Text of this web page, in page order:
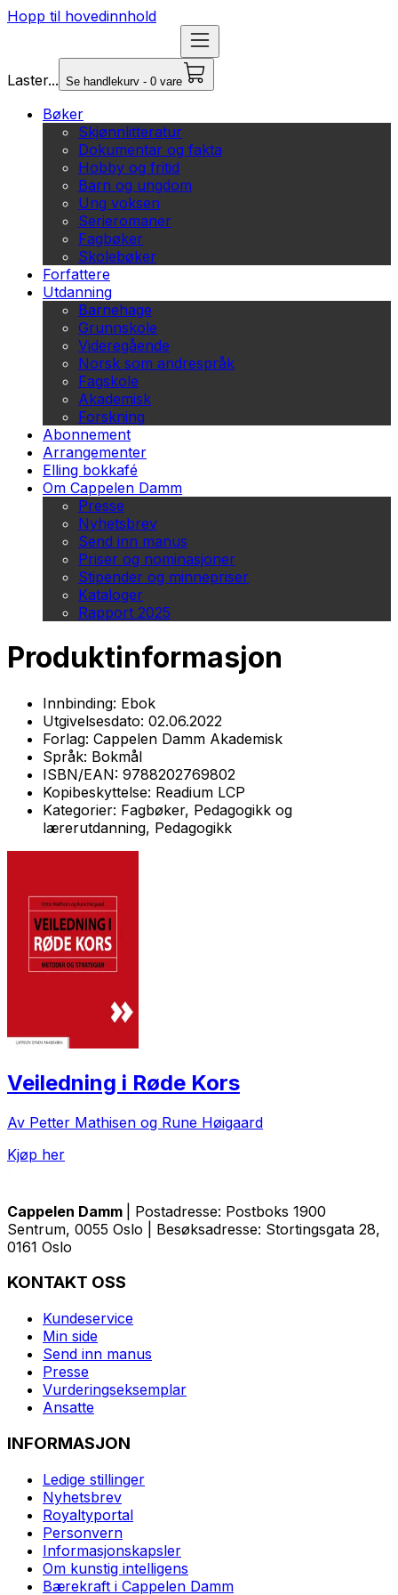
Hopp til hovedinnhold
Laster... Se handlekurv - 0 vare
Bøker
Skjønnlitteratur
Dokumentar og fakta
Hobby og fritid
Barn og ungdom
Ung voksen
Serieromaner
Fagbøker
Skolebøker
Forfattere
Utdanning
Barnehage
Grunnskole
Videregående
Norsk som andrespråk
Fagskole
Akademisk
Forskning
Abonnement
Arrangementer
Elling bokkafé
Om Cappelen Damm
Presse
Nyhetsbrev
Send inn manus
Priser og nominasjoner
Stipender og minnepriser
Kataloger
Rapport 2025
Produktinformasjon
Innbinding: Ebok
Utgivelsesdato: 02.06.2022
Forlag: Cappelen Damm Akademisk
Språk: Bokmål
ISBN/EAN: 9788202769802
Kopibeskyttelse: Readium LCP
Kategorier: Fagbøker, Pedagogikk og
lærerutdanning, Pedagogikk
Veiledning i Røde Kors
Av Petter Mathisen og Rune Høigaard
Kjøp her
Cappelen Damm
| Postadresse: Postboks 1900
Sentrum, 0055 Oslo | Besøksadresse: Stortingsgata 28,
0161 Oslo
KONTAKT OSS
Kundeservice
Min side
Send inn manus
Presse
Vurderingseksemplar
Ansatte
INFORMASJON
Ledige stillinger
Nyhetsbrev
Royaltyportal
Personvern
Informasjonskapsler
Om kunstig intelligens
Bærekraft i Cappelen Damm